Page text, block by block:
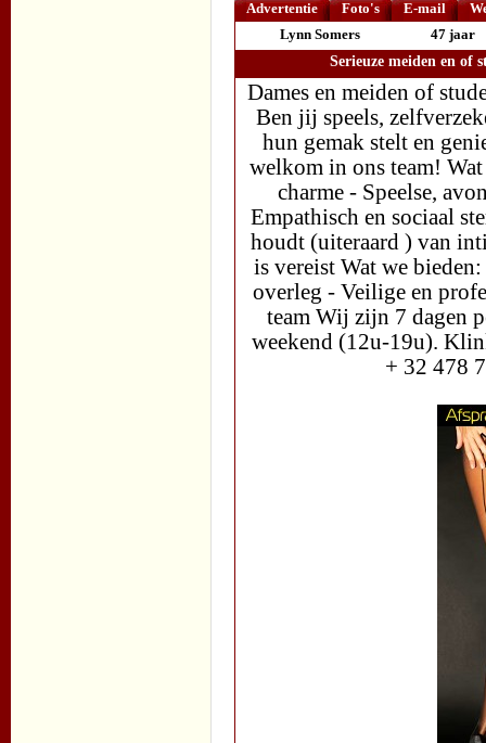
Advertentie Foto's E-mail
Lynn Somers
47 jaar
Serieuze meiden en of
Dames en meiden of
Ben jij speels,
hun gemak stelt en
welkom in ons team!
charme - Speelse,
Empathisch en sociaal
houdt (uiteraard ) van
is vereist Wat we
overleg - Veilige en
team Wij zijn 7 dagen
weekend (12u-19u).
+ 32 478